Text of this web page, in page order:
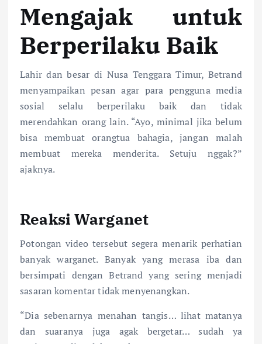
Mengajak untuk
Berperilaku Baik
Lahir dan besar di Nusa Tenggara Timur, Betrand
menyampaikan pesan agar para pengguna media
sosial selalu berperilaku baik dan tidak
merendahkan orang lain. “Ayo, minimal jika belum
bisa membuat orangtua bahagia, jangan malah
membuat mereka menderita. Setuju nggak?”
ajaknya.
Reaksi Warganet
Potongan video tersebut segera menarik perhatian
banyak warganet. Banyak yang merasa iba dan
bersimpati dengan Betrand yang sering menjadi
sasaran komentar tidak menyenangkan.
“Dia sebenarnya menahan tangis… lihat matanya
dan suaranya juga agak bergetar… sudah ya